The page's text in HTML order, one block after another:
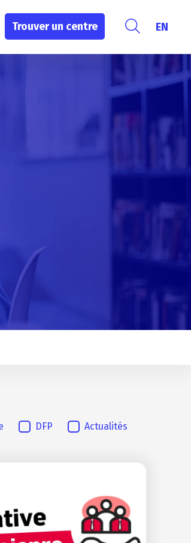
Trouver un centre EN
DFP Actualités